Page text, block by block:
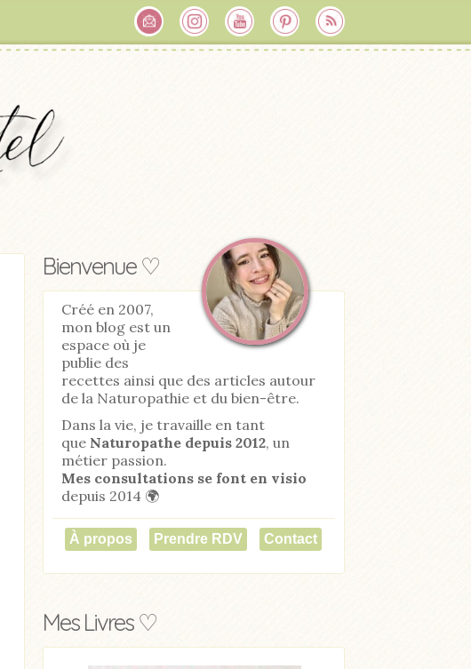
Bienvenue ♡
Créé en 2007,
mon blog est un
espace où je
publie des
recettes ainsi que des articles autour
de la Naturopathie et du bien-être.
Dans la vie, je travaille en tant
que Naturopathe depuis 2012, un
métier passion.
Mes consultations se font en visio
depuis 2014 🌍
À propos Prendre RDV Contact
Mes Livres ♡